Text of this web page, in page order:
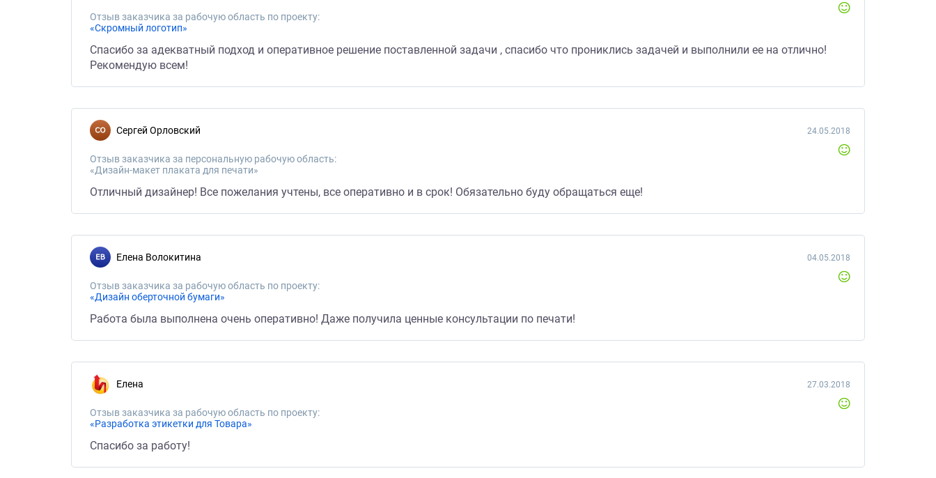
Отзыв заказчика за рабочую область по проекту:
«Скромный логотип»
Спасибо за адекватный подход и оперативное решение поставленной задачи , спасибо что прониклись задачей и выполнили ее на отлично!
Рекомендую всем!
Сергей Орловский
Отзыв заказчика за персональную рабочую область:
«Дизайн-макет плаката для печати»
24.05.2018
Отличный дизайнер! Все пожелания учтены, все оперативно и в срок! Обязательно буду обращаться еще!
Елена Волокитина
Отзыв заказчика за рабочую область по проекту:
«Дизайн оберточной бумаги»
04.05.2018
Работа была выполнена очень оперативно! Даже получила ценные консультации по печати!
Елена
Отзыв заказчика за рабочую область по проекту:
«Разработка этикетки для Товара»
27.03.2018
Спасибо за работу!